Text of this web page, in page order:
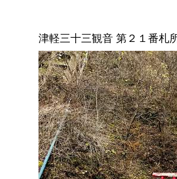
津軽三十三観音 第２１番